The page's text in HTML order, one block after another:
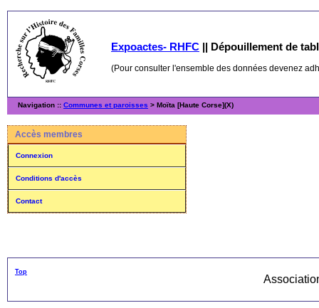
Expoactes- RHFC || Dépouillement de
(Pour consulter l'ensemble des données devenez
Navigation :: Communes et paroisses > Moïta [Haute Corse](X)
Accès membres
Connexion
Conditions d'accès
Contact
Top